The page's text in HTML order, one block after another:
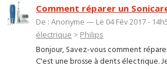
Comment réparer un
De : Anonyme — Le 04 Fév 2017 -
électrique > Philips
Bonjour, Savez-vous comment réparer
C'est une brosse à dents électrique. Je